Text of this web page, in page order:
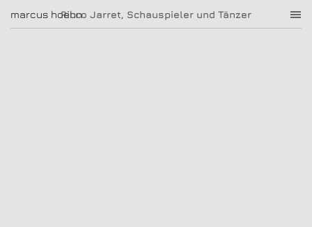
Ricco Jarret, Schauspieler und Tänzer
marcus hoehn marcus hoehn
|